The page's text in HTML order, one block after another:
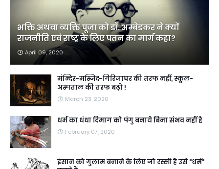
भक्ति अथवा व्यक्ति पूजा को डॉ. अम्बेडकर ने क्यों
राजनीति एवं राष्ट्र के लिए पतन का मार्ग कहा?
April 09, 2020
मंन्दिर-मस्जिद-गिरिजाघर की तरफ नहीं, स्कूल-
अस्पताल की तरफ बढ़ो !
March 23, 2020
धर्म का धंधा दिमाग को पंगु बनाये बिना संभव नहीं है
February 07, 2020
इंसान को गुलाम बनाने के लिए जो रस्सी है उसे "धर्म"